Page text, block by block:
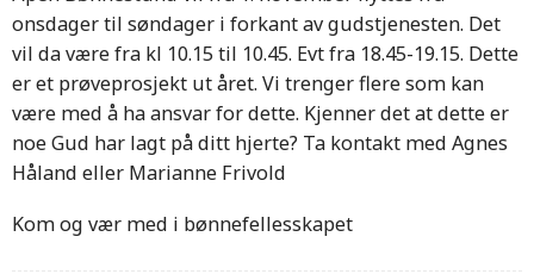
onsdager til søndager i forkant av gudstjenesten. Det
vil da være fra kl 10.15 til 10.45. Evt fra 18.45-19.15. Dette
er et prøveprosjekt ut året. Vi trenger flere som kan
være med å ha ansvar for dette. Kjenner det at dette er
noe Gud har lagt på ditt hjerte? Ta kontakt med Agnes
Håland eller Marianne Frivold
Kom og vær med i bønnefellesskapet